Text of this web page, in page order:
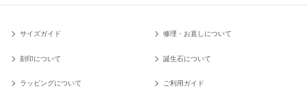
サイズガイド 修理・お直しについて
刻印について 誕生石について
ラッピングについて ご利用ガイド